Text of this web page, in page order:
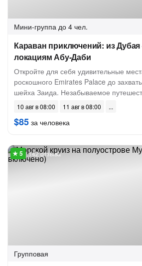
Мини-группа до 4 чел.
Караван приключений: из
локациям Абу-Даби
Откройте для себя удивительные
роскошного Emirates Palace до
шейха Заида. Незабываемое
10 авг в 08:00 11 авг в 08:00
$85 за человека
142 отзыва
Групповая